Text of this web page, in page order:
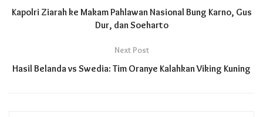
Kapolri Ziarah ke Makam Pahlawan Nasional Bung Karno, Gus
Dur, dan Soeharto
Next Post
Hasil Belanda vs Swedia: Tim Oranye Kalahkan Viking Kuning